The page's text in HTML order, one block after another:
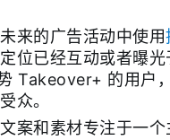
来的广告活动中使用
位已经互动或者曝
Takeover+ 的用户
众。
案和素材专注于一